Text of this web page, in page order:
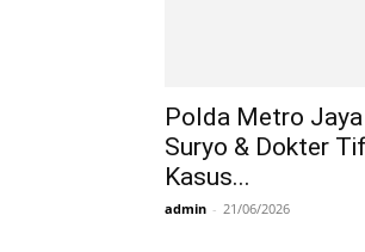
Polda Metro
Suryo & Dokter
Kasus...
admin - 21/06/2026